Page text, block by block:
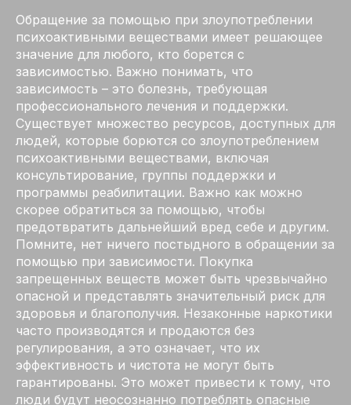
Обращение за помощью при злоупотреблении
психоактивными веществами имеет решающее
значение для любого, кто борется с
зависимостью. Важно понимать, что
зависимость – это болезнь, требующая
профессионального лечения и поддержки.
Существует множество ресурсов, доступных для
людей, которые борются со злоупотреблением
психоактивными веществами, включая
консультирование, группы поддержки и
программы реабилитации. Важно как можно
скорее обратиться за помощью, чтобы
предотвратить дальнейший вред себе и другим.
Помните, нет ничего постыдного в обращении за
помощью при зависимости. Покупка
запрещенных веществ может быть чрезвычайно
опасной и представлять значительный риск для
здоровья и благополучия. Незаконные наркотики
часто производятся и продаются без
регулирования, а это означает, что их
эффективность и чистота не могут быть
гарантированы. Это может привести к тому, что
люди будут неосознанно потреблять опасные